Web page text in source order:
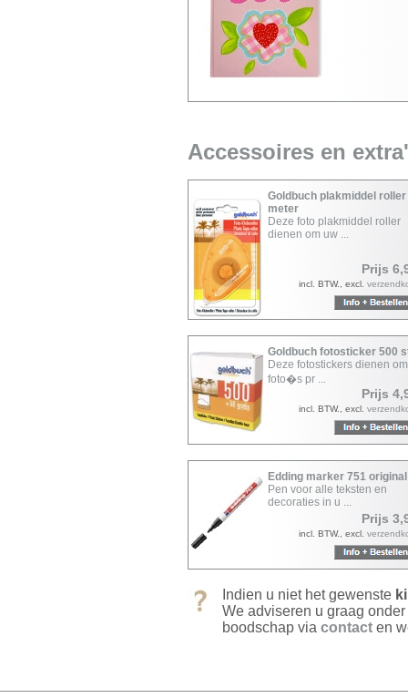
Accessoires en
Goldbuch plakmiddel roller
meter
Deze foto plakmiddel roller
dienen om uw ...
Prijs
incl. BTW., excl.
Goldbuch fotosticker 500
Deze fotostickers dienen
foto�s pr ...
Prijs
incl. BTW., excl.
Edding marker 751 original
Pen voor alle teksten en
decoraties in u ...
Prijs
incl. BTW., excl.
Indien u niet het gewenste
We adviseren u graag
boodschap via contact en